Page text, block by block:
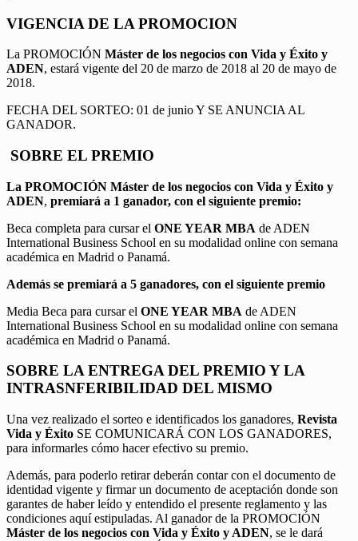
VIGENCIA DE LA PROMOCION
La PROMOCIÓN Máster de los negocios con Vida y Éxito y
ADEN, estará vigente del 20 de marzo de 2018 al 20 de mayo de
2018.
FECHA DEL SORTEO: 01 de junio Y SE ANUNCIA AL
GANADOR.
SOBRE EL PREMIO
La PROMOCIÓN Máster de los negocios con Vida y Éxito y
ADEN, premiará a 1 ganador, con el siguiente premio:
Beca completa para cursar el ONE YEAR MBA de ADEN
International Business School en su modalidad online con semana
académica en Madrid o Panamá.
Además se premiará a 5 ganadores, con el siguiente premio
Media Beca para cursar el ONE YEAR MBA de ADEN
International Business School en su modalidad online con semana
académica en Madrid o Panamá.
SOBRE LA ENTREGA DEL PREMIO Y LA
INTRASNFERIBILIDAD DEL MISMO
Una vez realizado el sorteo e identificados los ganadores, Revista
Vida y Éxito SE COMUNICARÁ CON LOS GANADORES,
para informarles cómo hacer efectivo su premio.
Además, para poderlo retirar deberán contar con el documento de
identidad vigente y firmar un documento de aceptación donde son
garantes de haber leído y entendido el presente reglamento y las
condiciones aquí estipuladas. Al ganador de la PROMOCIÓN
Máster de los negocios con Vida y Éxito y ADEN, se le dará